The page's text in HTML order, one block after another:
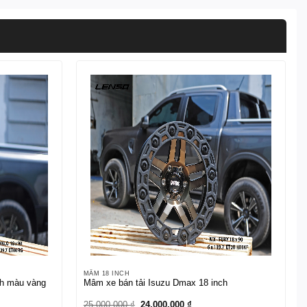
màu vàng
MÂM 18 INCH
Mâm xe bán tải Isuzu Dmax 18 inch
25.000.000₫ Giá
24.000.000 ₫Giá